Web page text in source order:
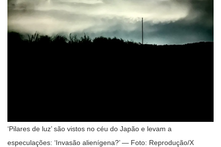
‘Pilares de luz’ são vistos no céu do Japão e levam a
especulações: ‘Invasão alienígena?’ — Foto: Reprodução/X